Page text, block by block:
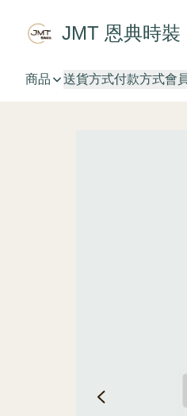
JMT 恩典時裝
商品 送貨方式付款方式會